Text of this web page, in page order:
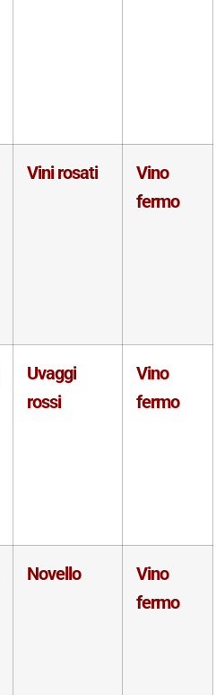
Vini rosati
Vino
fermo
Uvaggi
rossi
Vino
fermo
Novello
Vino
fermo